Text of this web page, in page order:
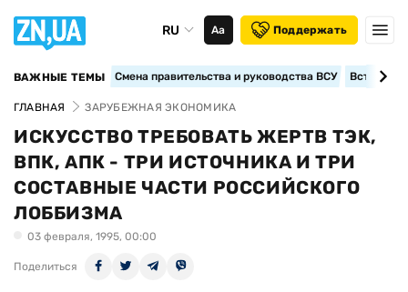
RU Аа Поддержать
ВАЖНЫЕ ТЕМЫ Смена правительства и руководства ВСУ
ГЛАВНАЯ ЗАРУБЕЖНАЯ ЭКОНОМИКА
ИСКУССТВО ТРЕБОВАТЬ ЖЕРТВ ТЭК,
ВПК, АПК - ТРИ ИСТОЧНИКА И ТРИ
СОСТАВНЫЕ ЧАСТИ РОССИЙСКОГО
ЛОББИЗМА
03 февраля, 1995, 00:00
Поделиться